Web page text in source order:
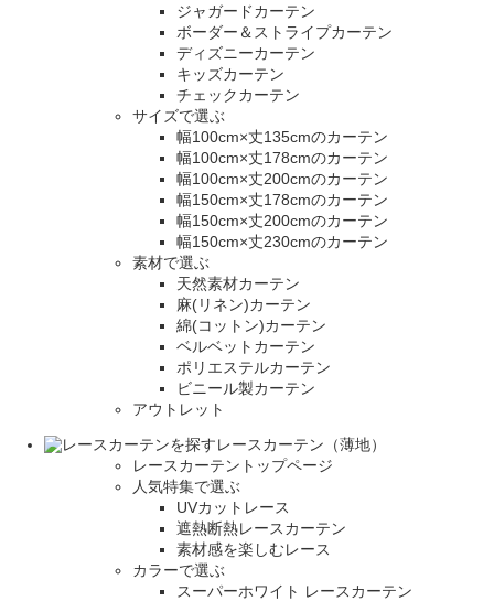
ジャガードカーテン
ボーダー＆ストライプカーテン
ディズニーカーテン
キッズカーテン
チェックカーテン
サイズで選ぶ
幅100cm×丈135cmのカーテン
幅100cm×丈178cmのカーテン
幅100cm×丈200cmのカーテン
幅150cm×丈178cmのカーテン
幅150cm×丈200cmのカーテン
幅150cm×丈230cmのカーテン
素材で選ぶ
天然素材カーテン
麻(リネン)カーテン
綿(コットン)カーテン
ベルベットカーテン
ポリエステルカーテン
ビニール製カーテン
アウトレット
レースカーテン（薄地）
レースカーテントップページ
人気特集で選ぶ
UVカットレース
遮熱断熱レースカーテン
素材感を楽しむレース
カラーで選ぶ
スーパーホワイト レースカーテン